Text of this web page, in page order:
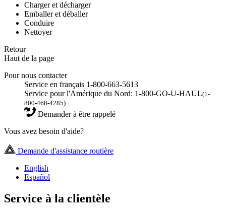
Charger et décharger
Emballer et déballer
Conduire
Nettoyer
Retour
Haut de la page
Pour nous contacter
Service en français 1-800-663-5613
Service pour l'Amérique du Nord: 1-800-GO-U-HAUL(1-
800-468-4285)
Demander à être rappelé
Vous avez besoin d'aide?
Demande d'assistance routière
English
Español
Service à la clientèle